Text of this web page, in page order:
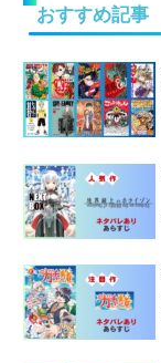
おすすめ記事